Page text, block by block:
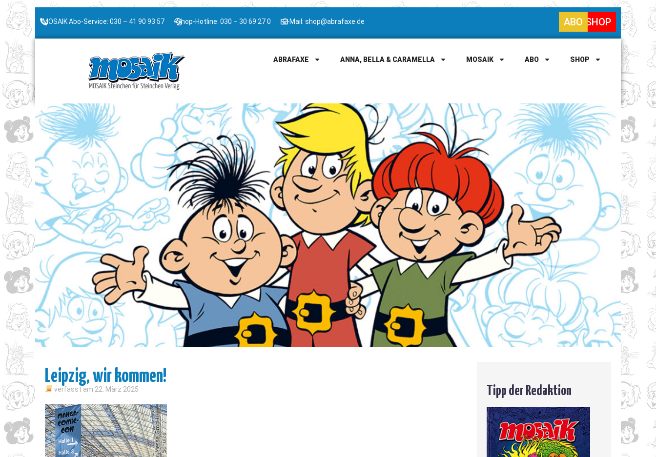
MOSAIK Abo-Service: 030 – 41 90 93 57 Shop-Hotline: 030 – 30 69 27 0 E-Mail: shop@abrafaxe.de SHOP
ABO
ABRAFAXE ANNA, BELLA & CARAMELLA MOSAIK ABO SHOP
Leipzig, wir kommen!
verfasst am 22. März 2025 Tipp der Redaktion